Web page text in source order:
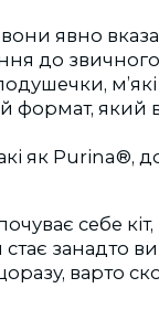
вони явно
до
формат, який
як Purina®,
себе
стає занадто
варто